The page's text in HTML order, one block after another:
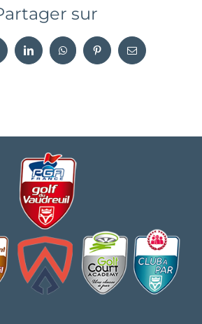
sur
LinkedInWhatsAppPinterestEmail